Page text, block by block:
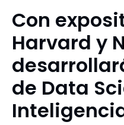
Con
Harvard y
de Data